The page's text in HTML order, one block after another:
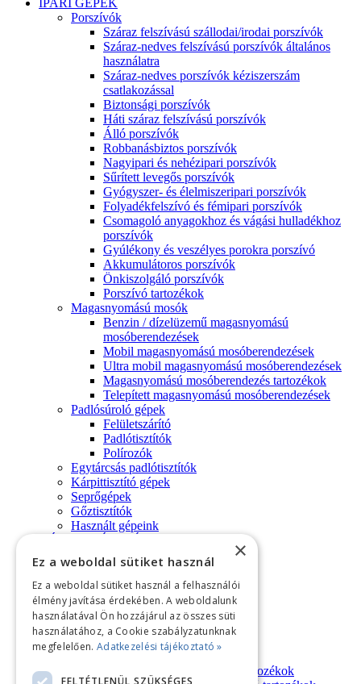
Porszívók
Száraz felszívású szállodai/irodai porszívók
Száraz-nedves felszívású porszívók általános
használatra
Száraz-nedves porszívók kéziszerszám
csatlakozással
Biztonsági porszívók
Háti száraz felszívású porszívók
Álló porszívók
Robbanásbiztos porszívók
Nagyipari és nehézipari porszívók
Sűrített levegős porszívók
Gyógyszer- és élelmiszeripari porszívók
Folyadékfelszívó és fémipari porszívók
Csomagoló anyagokhoz és vágási hulladékhoz
porszívók
Gyúlékony és veszélyes porokra porszívó
Akkumulátoros porszívók
Önkiszolgáló porszívók
Porszívó tartozékok
Magasnyomású mosók
Benzin / dízelüzemű magasnyomású
mosóberendezések
Mobil magasnyomású mosóberendezések
Ultra mobil magasnyomású mosóberendezések
Magasnyomású mosóberendezés tartozékok
Telepített magasnyomású mosóberendezések
Padlósúroló gépek
Felületszárító
Padlótisztítók
Polírozók
Egytárcsás padlótisztítók
Kárpittisztító gépek
Seprőgépek
Gőztisztítók
Használt gépeink
Háztartási porszívók
Háztartási magasnyomású mosók
TARTOZÉKOK/ALKATRÉSZEK
Porszívó tartozékok
Kárpittisztító tartozékok
Padlósúrológép tartozékok
Seprőgép tartozékok
Magasnyomású mosóberendezés tartozékok
×
Ez a weboldal sütiket használ
Ez a weboldal sütiket használ a felhasználói
élmény javítása érdekében. A weboldalunk
használatával Ön hozzájárul az összes süti
használatához, a Cookie szabályzatunknak
megfelelően. Adatkezelési tájékoztató »
FELTÉTLENÜL SZÜKSÉGES